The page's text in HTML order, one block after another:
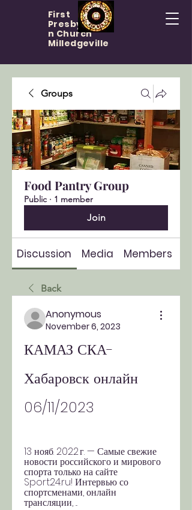
First
Presbyteria
n Church
Milledgeville
Groups
Food Pantry Group
Public · 1 member
Join
Discussion Media Members
Back
Anonymous
November 6, 2023
КАМАЗ СКА-
Хабаровск онлайн
06/11/2023
13 нояб. 2022 г. — Самые свежие
новости российского и мирового
спорта только на сайте
Sport24.ru! Интервью со
спортсменами, онлайн
трансляции, ...